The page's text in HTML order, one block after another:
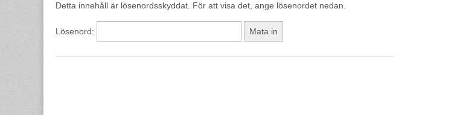
Detta innehåll är lösenordsskyddat. För att visa det, ange lösenordet nedan.
Lösenord: